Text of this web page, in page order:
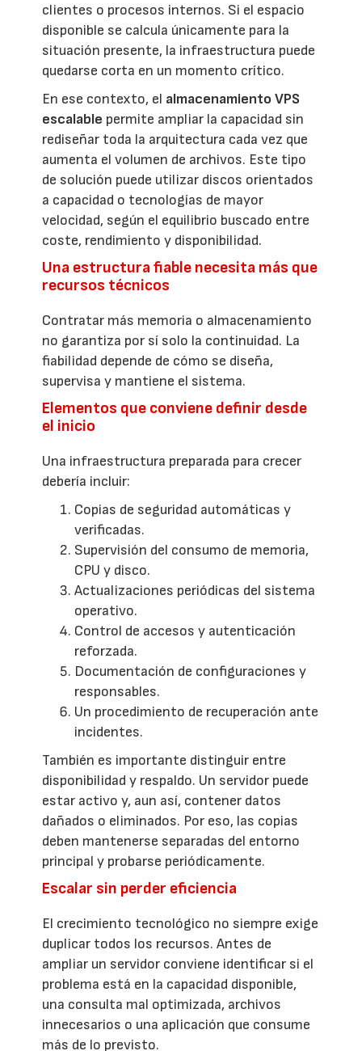
clientes o procesos internos. Si el espacio
disponible se calcula únicamente para la
situación presente, la infraestructura puede
quedarse corta en un momento crítico.
En ese contexto, el almacenamiento VPS
escalable permite ampliar la capacidad sin
rediseñar toda la arquitectura cada vez que
aumenta el volumen de archivos. Este tipo
de solución puede utilizar discos orientados
a capacidad o tecnologías de mayor
velocidad, según el equilibrio buscado entre
coste, rendimiento y disponibilidad.
Una estructura fiable necesita más que
recursos técnicos
Contratar más memoria o almacenamiento
no garantiza por sí solo la continuidad. La
fiabilidad depende de cómo se diseña,
supervisa y mantiene el sistema.
Elementos que conviene definir desde
el inicio
Una infraestructura preparada para crecer
debería incluir:
Copias de seguridad automáticas y
verificadas.
Supervisión del consumo de memoria,
CPU y disco.
Actualizaciones periódicas del sistema
operativo.
Control de accesos y autenticación
reforzada.
Documentación de configuraciones y
responsables.
Un procedimiento de recuperación ante
incidentes.
También es importante distinguir entre
disponibilidad y respaldo. Un servidor puede
estar activo y, aun así, contener datos
dañados o eliminados. Por eso, las copias
deben mantenerse separadas del entorno
principal y probarse periódicamente.
Escalar sin perder eficiencia
El crecimiento tecnológico no siempre exige
duplicar todos los recursos. Antes de
ampliar un servidor conviene identificar si el
problema está en la capacidad disponible,
una consulta mal optimizada, archivos
innecesarios o una aplicación que consume
más de lo previsto.